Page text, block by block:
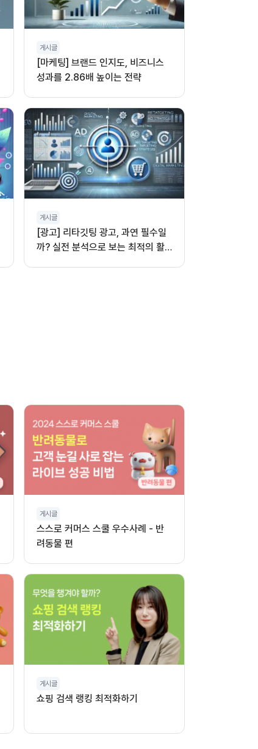
게시글
[마케팅] 브랜드 인지도, 비즈니스
성과를 2.86배 높이는 전략
게시글
[광고] 리타깃팅 광고, 과연 필수일
까? 실전 분석으로 보는 최적의 활
게시글
스스로 커머스 스쿨 우수사례 - 반
려동물 편
게시글
쇼핑 검색 랭킹 최적화하기